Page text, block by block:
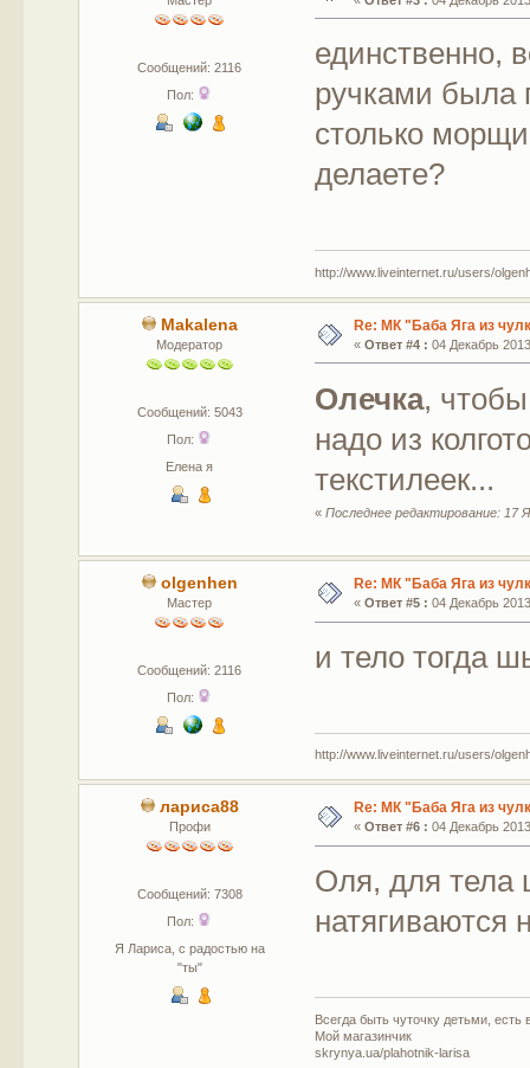
Сообщений: 2116
Пол:
единственно,
ручками была
столько
делаете?
http://www.liveinternet.ru/users/
Makalena
Модератор
Сообщений: 5043
Пол:
Елена я
Re: МК "Баба Яга из
« Ответ #4 : 04 Декабрь
Олечка,
надо из
текстилеек...
«Последнее редактирование: 17
olgenhen
Мастер
Сообщений: 2116
Пол:
Re: МК "Баба Яга из
« Ответ #5 : 04 Декабрь
и тело тогда
http://www.liveinternet.ru/users/
лариса88
Профи
Сообщений: 7308
Пол:
Я Лариса, с радостью на
"ты"
Re: МК "Баба Яга из
« Ответ #6 : 04 Декабрь
Оля, для тела
натягиваются
Всегда быть чуточку детьми,
Мой магазинчик
skrynya.ua/plahotnik-larisa